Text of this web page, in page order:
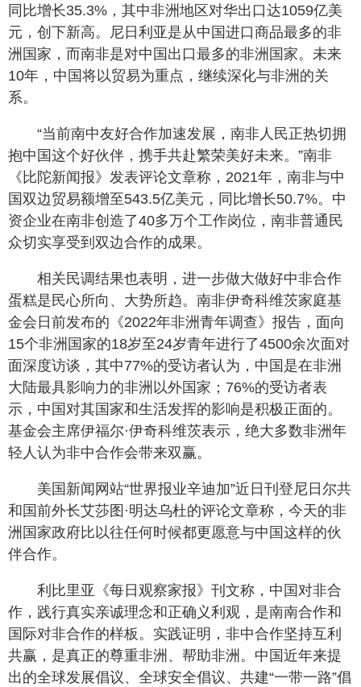
同比增长35.3%，其中非洲地区对华出口达1059亿美
元，创下新高。尼日利亚是从中国进口商品最多的非
洲国家，而南非是对中国出口最多的非洲国家。未来
10年，中国将以贸易为重点，继续深化与非洲的关
系。
“当前南中友好合作加速发展，南非人民正热切拥
抱中国这个好伙伴，携手共赴繁荣美好未来。”南非
《比陀新闻报》发表评论文章称，2021年，南非与中
国双边贸易额增至543.5亿美元，同比增长50.7%。中
资企业在南非创造了40多万个工作岗位，南非普通民
众切实享受到双边合作的成果。
相关民调结果也表明，进一步做大做好中非合作
蛋糕是民心所向、大势所趋。南非伊奇科维茨家庭基
金会日前发布的《2022年非洲青年调查》报告，面向
15个非洲国家的18岁至24岁青年进行了4500余次面对
面深度访谈，其中77%的受访者认为，中国是在非洲
大陆最具影响力的非洲以外国家；76%的受访者表
示，中国对其国家和生活发挥的影响是积极正面的。
基金会主席伊福尔·伊奇科维茨表示，绝大多数非洲年
轻人认为非中合作会带来双赢。
美国新闻网站“世界报业辛迪加”近日刊登尼日尔共
和国前外长艾莎图·明达乌杜的评论文章称，今天的非
洲国家政府比以往任何时候都更愿意与中国这样的伙
伴合作。
利比里亚《每日观察家报》刊文称，中国对非合
作，践行真实亲诚理念和正确义利观，是南南合作和
国际对非合作的样板。实践证明，非中合作坚持互利
共赢，是真正的尊重非洲、帮助非洲。中国近年来提
出的全球发展倡议、全球安全倡议、共建“一带一路”倡